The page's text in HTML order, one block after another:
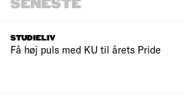
SENESTE
STUDIELIV
Få høj puls med KU til årets Pride